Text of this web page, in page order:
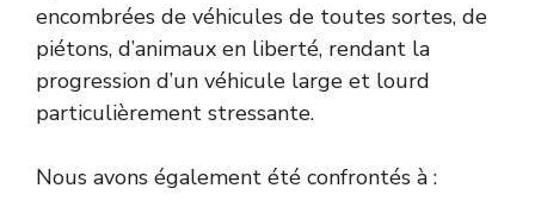
encombrées de véhicules de toutes sortes, de
piétons, d’animaux en liberté, rendant la
progression d’un véhicule large et lourd
particulièrement stressante.
Nous avons également été confrontés à :